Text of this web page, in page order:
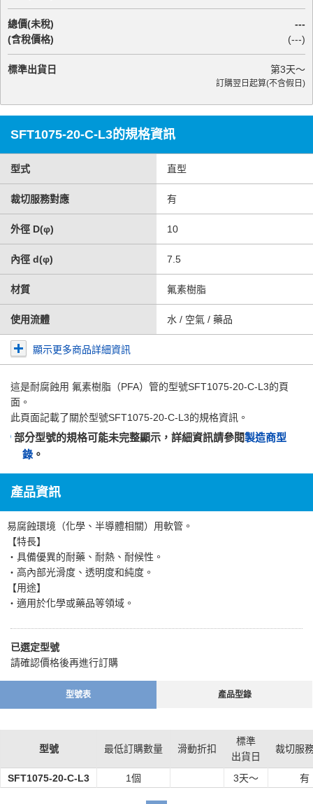
總價(未稅)
(含稅價格)
---
(---)
標準出貨日 第3天～
訂購翌日起算(不含假日)
SFT1075-20-C-L3的規格資訊
型式 直型
裁切服務對應 有
外徑 D(φ) 10
內徑 d(φ) 7.5
材質 氟素樹脂
使用流體 水 / 空氣 / 藥品
顯示更多商品詳細資訊
這是耐腐蝕用 氟素樹脂（PFA）管的型號SFT1075-20-C-L3的頁
面。
此頁面記載了關於型號SFT1075-20-C-L3的規格資訊。
部分型號的規格可能未完整顯示，詳細資訊請參閱製造商型
錄 。
產品資訊
易腐蝕環境（化學、半導體相關）用軟管。
【特長】
・具備優異的耐藥、耐熱、耐候性。
・高內部光滑度、透明度和純度。
【用途】
・適用於化學或藥品等領域。
已選定型號
請確認價格後再進行訂購
型號表 產品型錄
型號 最低訂購數量 滑動折扣
標準
出貨日
裁切服
SFT1075-20-C-L3 1個 3天～ 有